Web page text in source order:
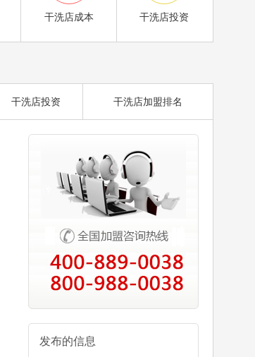
干洗店成本 干洗店投资
干洗店投资 干洗店加盟排名
发布的信息